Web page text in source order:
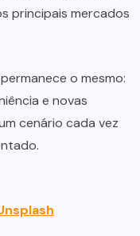
principais mercados
o mesmo:
e novas
cenário cada vez